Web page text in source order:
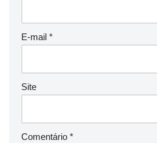
E-mail *
Site
Comentário *